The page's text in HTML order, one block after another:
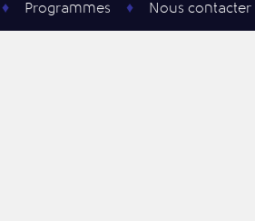
Programmes Nous contacter